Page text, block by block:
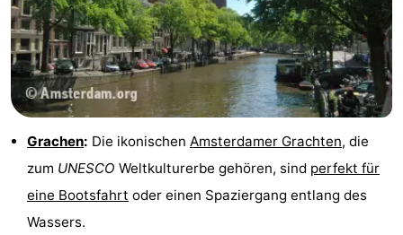
Grachen: Die ikonischen Amsterdamer Grachten, die
zum UNESCO Weltkulturerbe gehören, sind perfekt für
eine Bootsfahrt oder einen Spaziergang entlang des
Wassers.